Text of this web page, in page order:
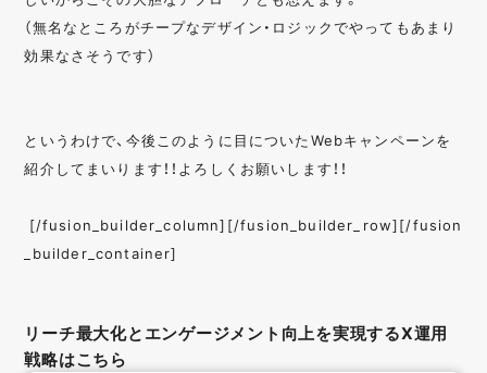
（無名なところがチープなデザイン・ロジックでやってもあまり
効果なさそうです）
というわけで、今後このように目についたWebキャンペーンを
紹介してまいります！！よろしくお願いします！！
[/fusion_builder_column][/fusion_builder_row][/fusion
_builder_container]
リーチ最大化とエンゲージメント向上を実現するX運用
戦略はこちら